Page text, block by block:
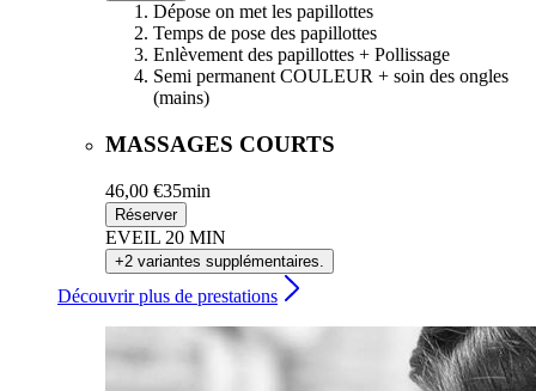
Dépose on met les papillottes
Temps de pose des papillottes
Enlèvement des papillottes + Pollissage
Semi permanent COULEUR + soin des ongles
(mains)
MASSAGES COURTS
46,00 €35min
Réserver
EVEIL 20 MIN
+2 variantes supplémentaires.
Découvrir plus de prestations